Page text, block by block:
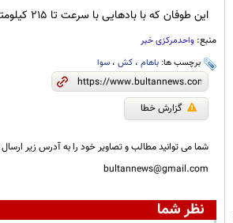
این طوفان که با بادهایی با سرعت تا 215 کیلومتر در ساعت همراه است صبح روز جمعه مجمع الجزایر باهاما را در نوردید.
منبع: واحدمرکزی خبر
برچسب ها: باهام، کش، سوا
گزارش خطا
شما می توانید مطالب و تصاویر خود را به آدرس زیر ارسال
bultannews@gmail.com
نظر شما